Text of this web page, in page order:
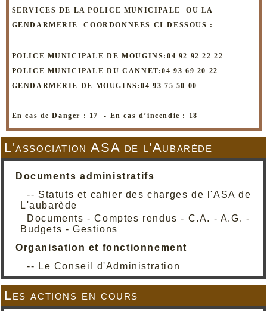
L'association ASA de l'Aubarède
Documents administratifs
-- Statuts et cahier des charges de l'ASA de
L'aubarède
Documents - Comptes rendus - C.A. - A.G. -
Budgets - Gestions
Organisation et fonctionnement
-- Le Conseil d'Administration
Les actions en cours
SERVICES DE LA POLICE MUNICIPALE OU LA
GENDARMERIE COORDONNEES CI-DESSOUS :
POLICE MUNICIPALE DE MOUGINS:04 92 92 22 22
POLICE MUNICIPALE DU CANNET:04 93 69 20 22
GENDARMERIE DE MOUGINS:04 93 75 50 00
En cas de Danger : 17 - En cas d’incendie : 18